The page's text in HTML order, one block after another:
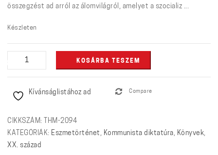
összegzést ad arról az álomvilágról, amelyet a szocializ ...
Készleten
Földre
szállt
mennyiség
KOSÁRBA TESZEM
Kívánságlistához ad Compare
CIKKSZÁM: THM-2094
KATEGÓRIÁK: Eszmetörténet , Kommunista diktatúra, Könyvek,
XX. század